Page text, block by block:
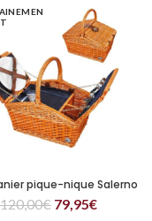
T
pique-nique Salerno
120,00€ 79,95€